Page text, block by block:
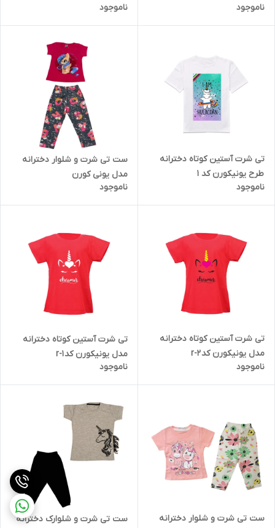
ناموجود
ناموجود
تی شرت آستین کوتاه دخترانه
طرح یونیکورن کد 1
ناموجود
ست تی شرت و شلوار دخترانه
مدل یونی کورن
ناموجود
تی شرت آستین کوتاه دخترانه
مدل یونیکورن کد r-2
ناموجود
تی شرت آستین کوتاه دخترانه
مدل یونیکورن کد r-1
ناموجود
ست تی شرت و شلوار دخترانه
ست تی شرت و شلوارک دخترانه